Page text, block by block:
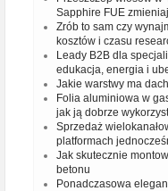
Sapphire FUE
Zrób to sam czy
kosztów i czasu
Leady B2B dla
edukacja, energia i
Jakie warstwy ma
Folia aluminiowa w
jak ją dobrze
Sprzedaż
platformach
Jak skutecznie
betonu
Ponadczasowa